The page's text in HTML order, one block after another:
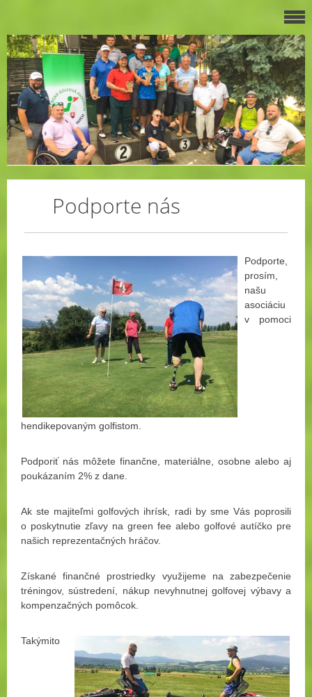
Podporte nás
Podporte,
prosím,
našu
asociáciu
v pomoci
hendikepovaným golfistom.
Podporiť nás môžete finančne, materiálne, osobne alebo aj
poukázaním 2% z dane.
Ak ste majiteľmi golfových ihrísk, radi by sme Vás poprosili
o poskytnutie zľavy na green fee alebo golfové autíčko pre
našich reprezentačných hráčov.
Získané finančné prostriedky využijeme na zabezpečenie
tréningov, sústredení, nákup nevyhnutnej golfovej výbavy a
kompenzačných pomôcok.
Takýmito